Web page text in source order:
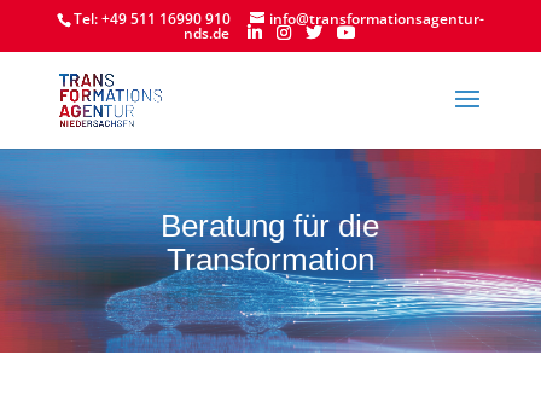
Tel: +49 511 16990 910 info@transformationsagentur-
nds.de
Beratung für die
Transformation